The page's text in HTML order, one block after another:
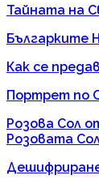
Тайната на
Българките
Как се
Портрет по
Розова Сол
Розовата